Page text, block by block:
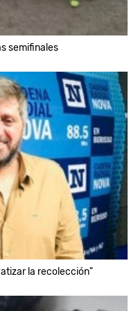
semifinales
la recolección"